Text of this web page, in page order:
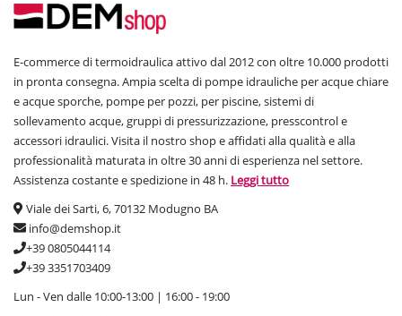
E-commerce di termoidraulica attivo dal 2012 con oltre 10.000 prodotti
in pronta consegna. Ampia scelta di pompe idrauliche per acque chiare
e acque sporche, pompe per pozzi, per piscine, sistemi di
sollevamento acque, gruppi di pressurizzazione, presscontrol e
accessori idraulici. Visita il nostro shop e affidati alla qualità e alla
professionalità maturata in oltre 30 anni di esperienza nel settore.
Assistenza costante e spedizione in 48 h. Leggi tutto
Viale dei Sarti, 6, 70132 Modugno BA
info@demshop.it
+39 0805044114
+39 3351703409
Lun - Ven dalle 10:00-13:00 | 16:00 - 19:00